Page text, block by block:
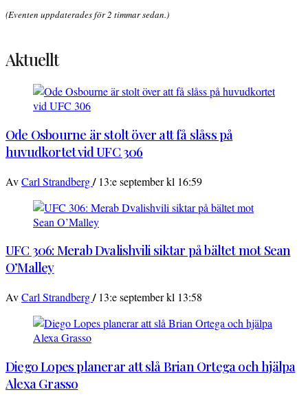
(Eventen uppdaterades för 2 timmar sedan.)
Aktuellt
Ode Osbourne är stolt över att få slåss på
huvudkortet vid UFC 306
AvCarl Strandberg/ 13:e september kl 16:59
UFC 306: Merab Dvalishvili siktar på bältet mot Sean
O’Malley
AvCarl Strandberg/ 13:e september kl 13:58
Diego Lopes planerar att slå Brian Ortega och hjälpa
Alexa Grasso